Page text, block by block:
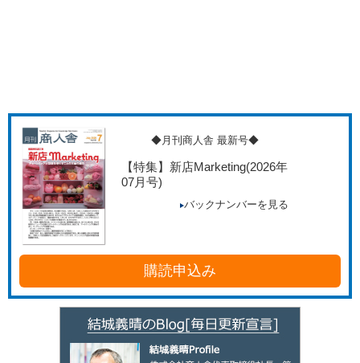
◆月刊商人舎 最新号◆
【特集】新店Marketing(2026年
07月号)
バックナンバーを見る
購読申込み